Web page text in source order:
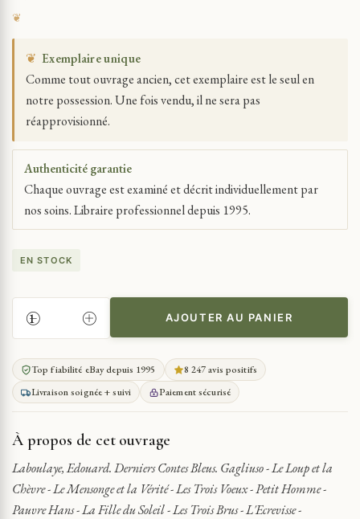
❦ Exemplaire unique
Comme tout ouvrage ancien, cet exemplaire est le seul en
notre possession. Une fois vendu, il ne sera pas
réapprovisionné.
Authenticité garantie
Chaque ouvrage est examiné et décrit individuellement par
nos soins. Libraire professionnel depuis 1995.
EN STOCK
QUANTITÉ
DE
LABOULAYE,
EDOUARD.
DERNIERS
CONTES
GAGLIUSO
-
LOUP
ET
AJOUTER AU PANIER
Top fiabilité eBay depuis 1995
8 247 avis positifs
Livraison soignée + suivi
Paiement sécurisé
À propos de cet ouvrage
Laboulaye, Edouard. Derniers Contes Bleus. Gagliuso - Le Loup et la
Chèvre - Le Mensonge et la Vérité - Les Trois Voeux - Petit Homme -
Pauvre Hans - La Fille du Soleil - Les Trois Brus - L'Ecrevisse -